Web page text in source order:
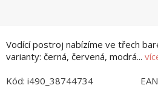
Vodící postroj nabízíme ve třech
varianty: černá, červená, modrá...
Kód: i490_38744734